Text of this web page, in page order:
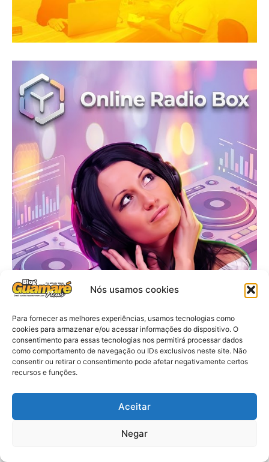
Nós usamos cookies
Para fornecer as melhores experiências, usamos tecnologias como
cookies para armazenar e/ou acessar informações do dispositivo. O
consentimento para essas tecnologias nos permitirá processar dados
como comportamento de navegação ou IDs exclusivos neste site. Não
consentir ou retirar o consentimento pode afetar negativamente certos
recursos e funções.
Aceitar
Negar